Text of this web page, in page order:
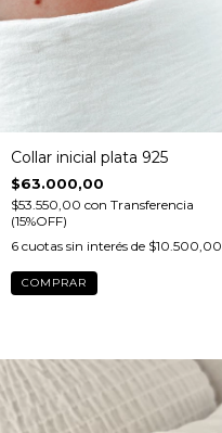
Collar inicial plata 925
$63.000,00
$53.550,00 con Transferencia
(15%OFF)
6 cuotas sin interés de $10.500,00
COMPRAR